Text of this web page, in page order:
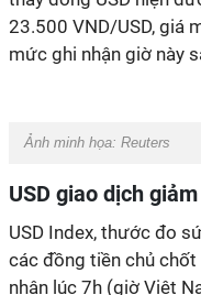
23.500 VND/USD, giá
mức ghi nhận giờ này
Ảnh minh họa: Reuters
USD giao dịch
USD Index, thước đo
các đồng tiền chủ
nhận lúc 7h (giờ Việt